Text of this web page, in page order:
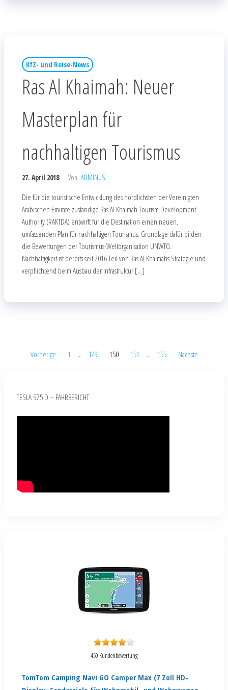
KfZ- und Reise-News
Ras Al Khaimah: Neuer
Masterplan für
nachhaltigen Tourismus
27. April 2018 Von ADMINUS
Die für die touristische Entwicklung des nördlichsten der Vereinigten
Arabischen Emirate zuständige Ras Al Khaimah Tourism Development
Authority (RAKTDA) entwirft für die Destination einen neuen,
umfassenden Plan für nachhaltigen Tourismus. Grundlage dafür bilden
die Bewertungen der Tourismus-Weltorganisation UNWTO.
Nachhaltigkeit ist bereits seit 2016 Teil von Ras Al Khaimahs Strategie und
verpflichtend beim Ausbau der Infrastruktur […]
Vorherige 1 … 149 150 151 … 155 Nächste
TESLA S75 D – FAHRBERICHT
459 Kundenbewertung
TomTom Camping Navi GO Camper Max (7 Zoll HD-